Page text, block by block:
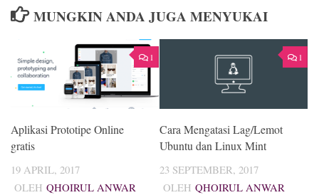
MUNGKIN ANDA JUGA MENYUKAI
1
Aplikasi Prototipe Online
gratis
19 APRIL, 2017
OLEH QHOIRUL ANWAR
1
Cara Mengatasi Lag/Lemot
Ubuntu dan Linux Mint
23 SEPTEMBER, 2017
OLEH QHOIRUL ANWAR